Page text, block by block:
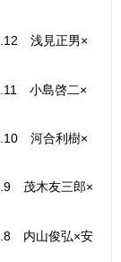
浅見正男×
小島啓二×
河合利樹×
茂木友三郎×
内山俊弘×安